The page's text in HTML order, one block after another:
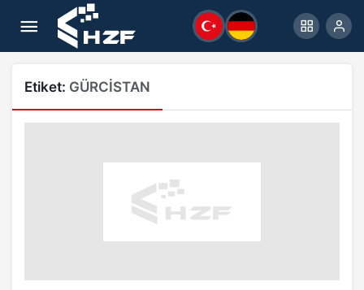
Etiket: GÜRCİSTAN